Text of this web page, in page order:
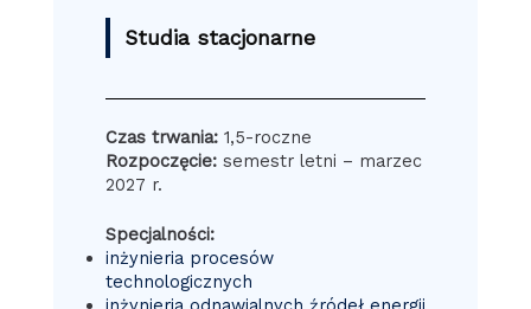
Studia stacjonarne
Czas trwania:1,5-roczne
Rozpoczęcie:semestr letni – marzec
2027 r.
Specjalności:
inżynieria procesów
technologicznych